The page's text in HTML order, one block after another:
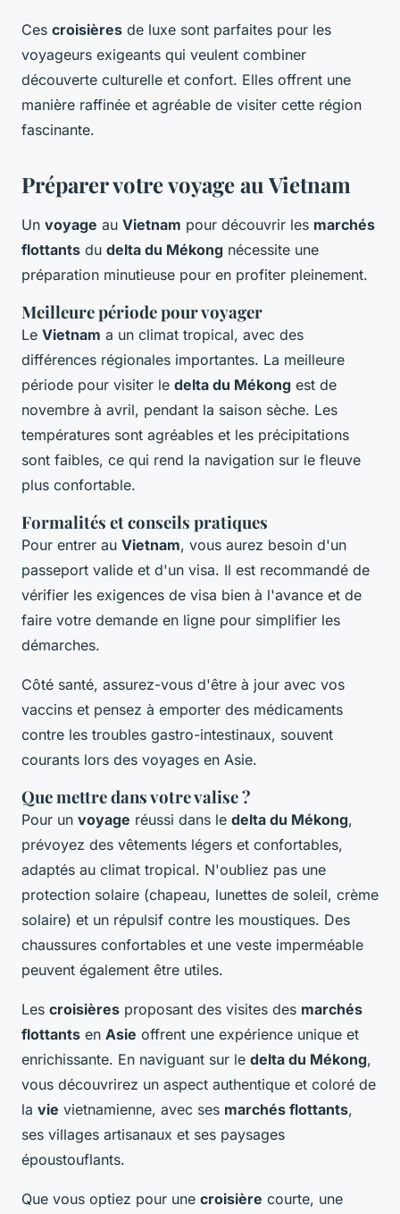
Ces croisières de luxe sont parfaites pour les
voyageurs exigeants qui veulent combiner
découverte culturelle et confort. Elles offrent une
manière raffinée et agréable de visiter cette région
fascinante.
Préparer votre voyage au Vietnam
Un voyage au Vietnam pour découvrir les marchés
flottants du delta du Mékong nécessite une
préparation minutieuse pour en profiter pleinement.
Meilleure période pour voyager
Le Vietnam a un climat tropical, avec des
différences régionales importantes. La meilleure
période pour visiter le delta du Mékong est de
novembre à avril, pendant la saison sèche. Les
températures sont agréables et les précipitations
sont faibles, ce qui rend la navigation sur le fleuve
plus confortable.
Formalités et conseils pratiques
Pour entrer au Vietnam, vous aurez besoin d'un
passeport valide et d'un visa. Il est recommandé de
vérifier les exigences de visa bien à l'avance et de
faire votre demande en ligne pour simplifier les
démarches.
Côté santé, assurez-vous d'être à jour avec vos
vaccins et pensez à emporter des médicaments
contre les troubles gastro-intestinaux, souvent
courants lors des voyages en Asie.
Que mettre dans votre valise ?
Pour un voyage réussi dans le delta du Mékong,
prévoyez des vêtements légers et confortables,
adaptés au climat tropical. N'oubliez pas une
protection solaire (chapeau, lunettes de soleil, crème
solaire) et un répulsif contre les moustiques. Des
chaussures confortables et une veste imperméable
peuvent également être utiles.
Les croisières proposant des visites des marchés
flottants en Asie offrent une expérience unique et
enrichissante. En naviguant sur le delta du Mékong,
vous découvrirez un aspect authentique et coloré de
la vie vietnamienne, avec ses marchés flottants,
ses villages artisanaux et ses paysages
époustouflants.
Que vous optiez pour une croisière courte, une